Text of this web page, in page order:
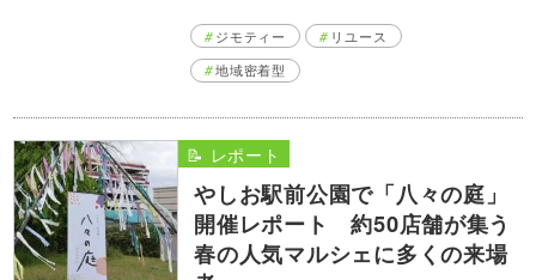
ジモティー
リユース
地域密着型
やしお駅前公園で「八々の庭」
開催レポート 約50店舗が集う
春の人気マルシェに多くの来場
📝 レポート